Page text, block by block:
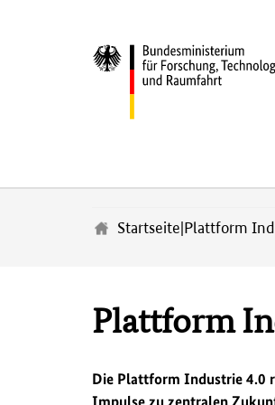
Startseite Plattform
Plattform
Die Plattform Industrie 4.0
Impulse zu zentralen